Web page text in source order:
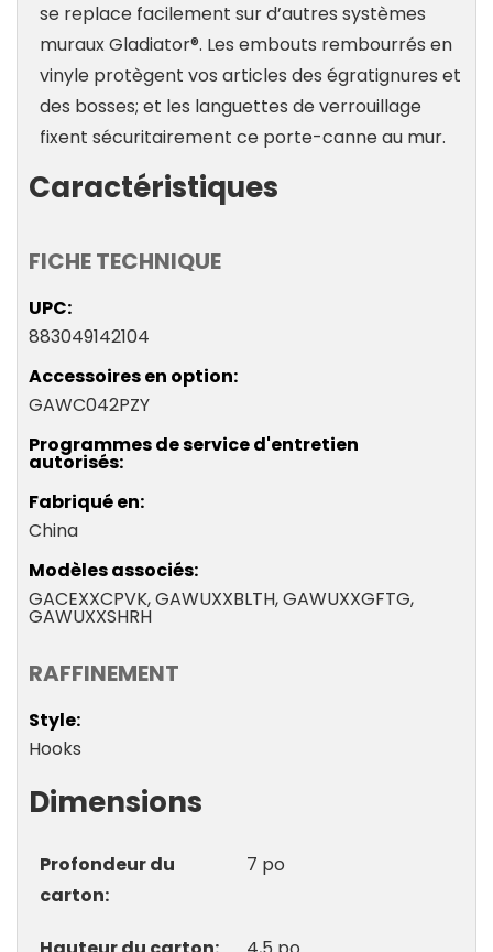
se replace facilement sur d’autres systèmes
muraux Gladiator®. Les embouts rembourrés en
vinyle protègent vos articles des égratignures et
des bosses; et les languettes de verrouillage
fixent sécuritairement ce porte-canne au mur.
Caractéristiques
FICHE TECHNIQUE
UPC
883049142104
Accessoires en option
GAWC042PZY
Programmes de service d'entretien
autorisés
Fabriqué en
China
Modèles associés
GACEXXCPVK, GAWUXXBLTH, GAWUXXGFTG,
GAWUXXSHRH
RAFFINEMENT
Style
Hooks
Dimensions
Profondeur du
carton
7 po